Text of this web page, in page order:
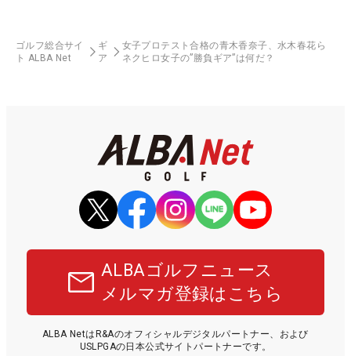
ゴルフ総合サイ
ト ALBA Net
ギ
ア
女子プロテスト合格の青木香奈子、水木春花ら
ネクヒロ女子の”勝負ギア”は何だ？
ALBAゴルフニュース
メルマガ登録はこちら
ALBA NetはR&Aのオフィシャルデジタルパートナー、および
USLPGAの日本公式サイトパートナーです。